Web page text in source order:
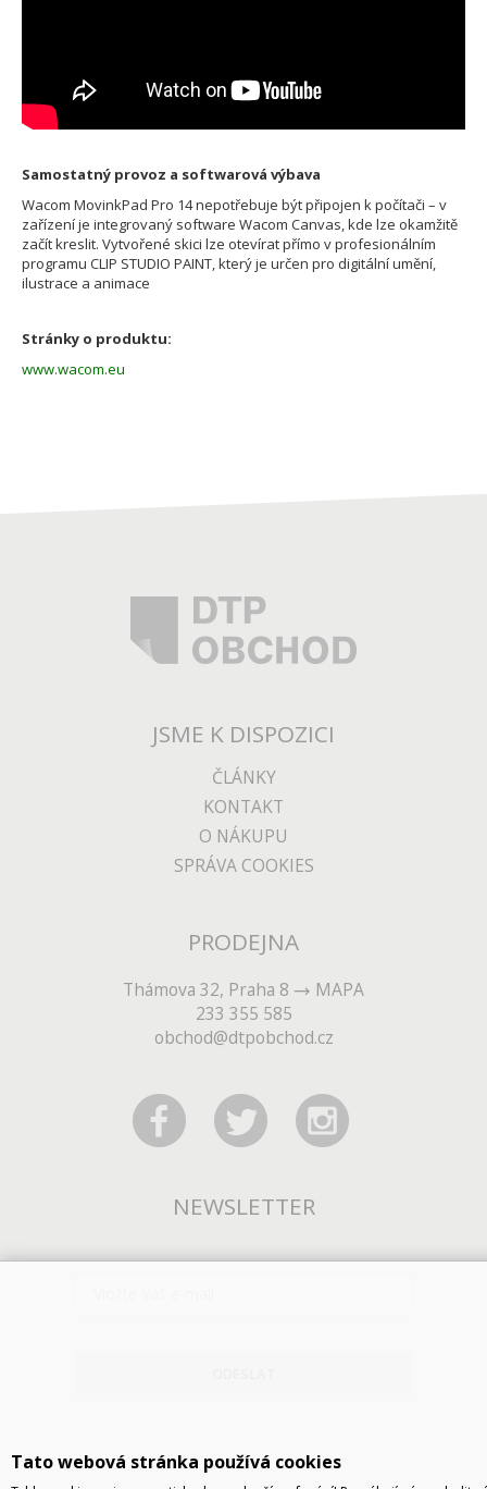
Samostatný provoz a softwarová výbava
Wacom MovinkPad Pro 14 nepotřebuje být připojen k počítači – v
zařízení je integrovaný software Wacom Canvas, kde lze okamžitě
začít kreslit. Vytvořené skici lze otevírat přímo v profesionálním
programu CLIP STUDIO PAINT, který je určen pro digitální umění,
ilustrace a animace
Stránky o produktu:
www.wacom.eu
JSME K DISPOZICI
ČLÁNKY
KONTAKT
O NÁKUPU
SPRÁVA COOKIES
PRODEJNA
Thámova 32, Praha 8
MAPA
233 355 585
obchod@dtpobchod.cz
NEWSLETTER
Tato webová stránka používá cookies